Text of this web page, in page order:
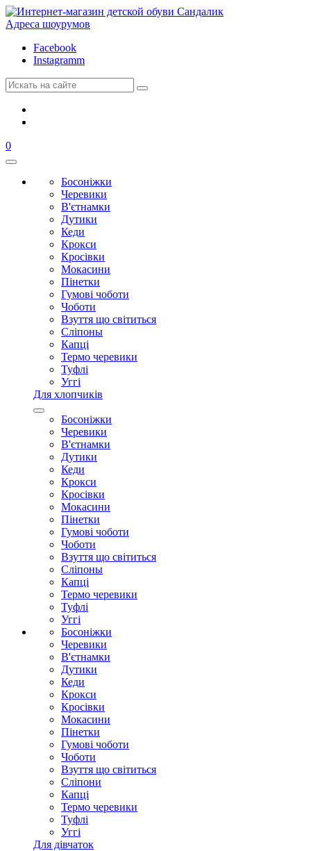
Адреса шоурумов
Facebook
Instagramm
0
Босоніжки
Черевики
В'єтнамки
Дутики
Кеди
Крокси
Кросівки
Мокасини
Пінетки
Гумові чоботи
Чоботи
Взуття що світиться
Сліпоны
Капці
Термо черевики
Туфлі
Уггі
Для хлопчиків
Босоніжки
Черевики
В'єтнамки
Дутики
Кеди
Крокси
Кросівки
Мокасини
Пінетки
Гумові чоботи
Чоботи
Взуття що світиться
Сліпоны
Капці
Термо черевики
Туфлі
Уггі
Босоніжки
Черевики
В'єтнамки
Дутики
Кеди
Крокси
Кросівки
Мокасини
Пінетки
Гумові чоботи
Чоботи
Взуття що світиться
Сліпони
Капці
Термо черевики
Туфлі
Уггі
Для дівчаток